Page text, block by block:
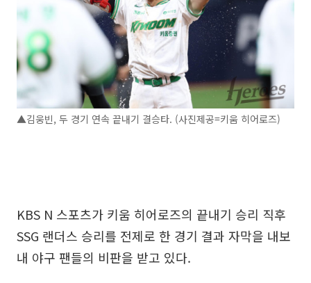
▲김웅빈, 두 경기 연속 끝내기 결승타. (사진제공=키움 히어로즈)
KBS N 스포츠가 키움 히어로즈의 끝내기 승리 직후
SSG 랜더스 승리를 전제로 한 경기 결과 자막을 내보
내 야구 팬들의 비판을 받고 있다.